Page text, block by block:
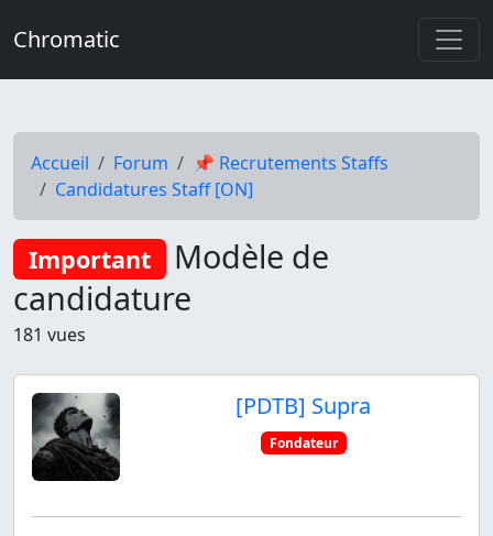
Chromatic
Accueil Forum
📌 Recrutements Staffs
Candidatures Staff [ON]
Important
Modèle de
candidature
181 vues
[PDTB] Supra
Fondateur